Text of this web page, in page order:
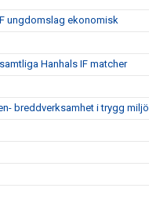
ungdomslag ekonomisk
Hanhals IF matcher
breddverksamhet i trygg miljö